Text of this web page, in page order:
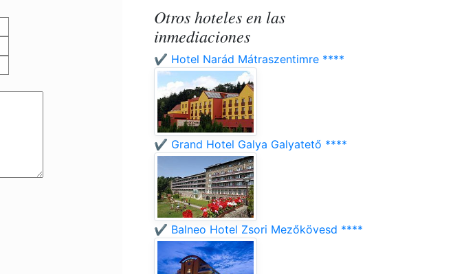
Otros hoteles en las
inmediaciones
✔️ Hotel Narád Mátraszentimre ****
✔️ Grand Hotel Galya Galyatető ****
✔️ Balneo Hotel Zsori Mezőkövesd ****